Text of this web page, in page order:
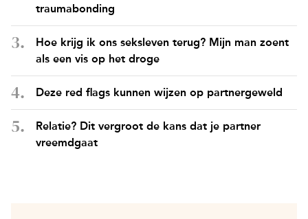
traumabonding
Hoe krijg ik ons seksleven terug? Mijn man zoent
als een vis op het droge
Deze red flags kunnen wijzen op partnergeweld
Relatie? Dit vergroot de kans dat je partner
vreemdgaat